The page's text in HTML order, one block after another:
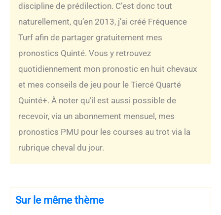
discipline de prédilection. C’est donc tout
naturellement, qu’en 2013, j’ai créé Fréquence
Turf afin de partager gratuitement mes
pronostics Quinté. Vous y retrouvez
quotidiennement mon pronostic en huit chevaux
et mes conseils de jeu pour le Tiercé Quarté
Quinté+. À noter qu’il est aussi possible de
recevoir, via un abonnement mensuel, mes
pronostics PMU pour les courses au trot via la
rubrique cheval du jour.
Sur le même thème